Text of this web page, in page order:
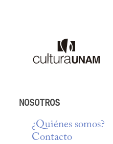
NOSOTROS
¿Quiénes somos?
Contacto